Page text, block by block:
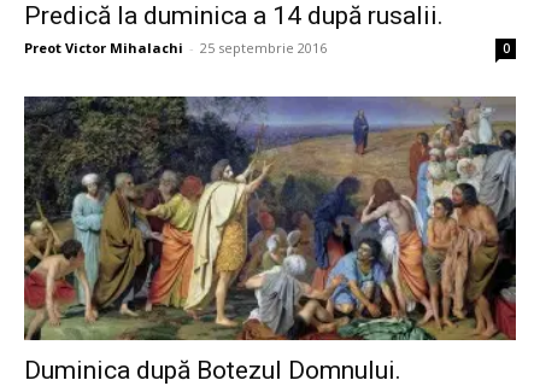
Predică la duminica a 14 după rusalii.
Preot Victor Mihalachi - 25 septembrie 2016 0
Duminica după Botezul Domnului.